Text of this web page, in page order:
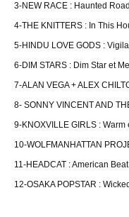
3-NEW RACE : Haunted Road
4-THE KNITTERS : In This
5-HINDU LOVE GODS :
6-DIM STARS : Dim Star et
7-ALAN VEGA + ALEX
8- SONNY VINCENT AND
9-KNOXVILLE GIRLS : Warm
10-WOLFMANHATTAN
11-HEADCAT : American Beat
12-OSAKA POPSTAR :